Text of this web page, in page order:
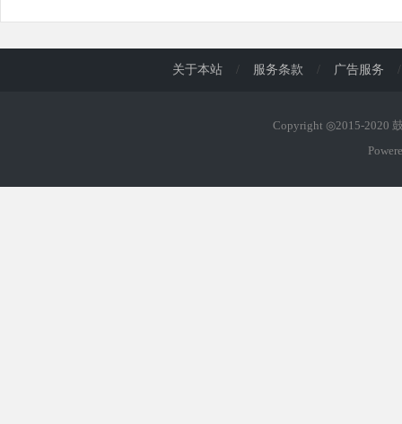
关于本站 / 服务条款 / 广告服务 /
Copyright ◎2015-2020